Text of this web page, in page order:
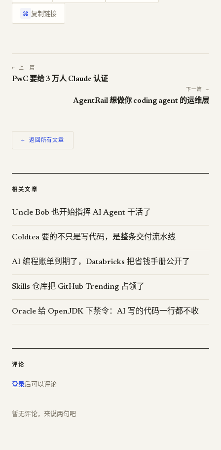
⌘ 复制链接
← 上一篇
PwC 要给 3 万人 Claude 认证
下一篇 →
AgentRail 想做你 coding agent 的运维层
← 返回所有文章
相关文章
Uncle Bob 也开始指挥 AI Agent 干活了
Coldtea 要的不只是写代码，是整条交付流水线
AI 编程账单到期了，Databricks 把省钱手册公开了
Skills 仓库把 GitHub Trending 占领了
Oracle 给 OpenJDK 下禁令：AI 写的代码一行都不收
评论
登录后可以评论
暂无评论，来说两句吧